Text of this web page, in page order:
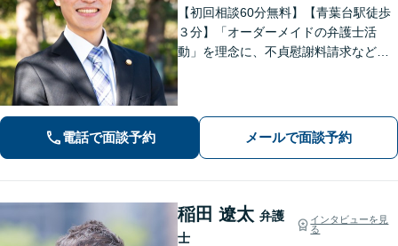
【初回相談60分無料】【青葉台駅徒歩
３分】「オーダーメイドの弁護士活
動」を理念に、不貞慰謝料請求などの
債務整理は何度でも相談無料【夜間・
土日相談可】
電話で面談予約 メールで面談予約
稲田 遼太 弁護
士
インタビューを見
る